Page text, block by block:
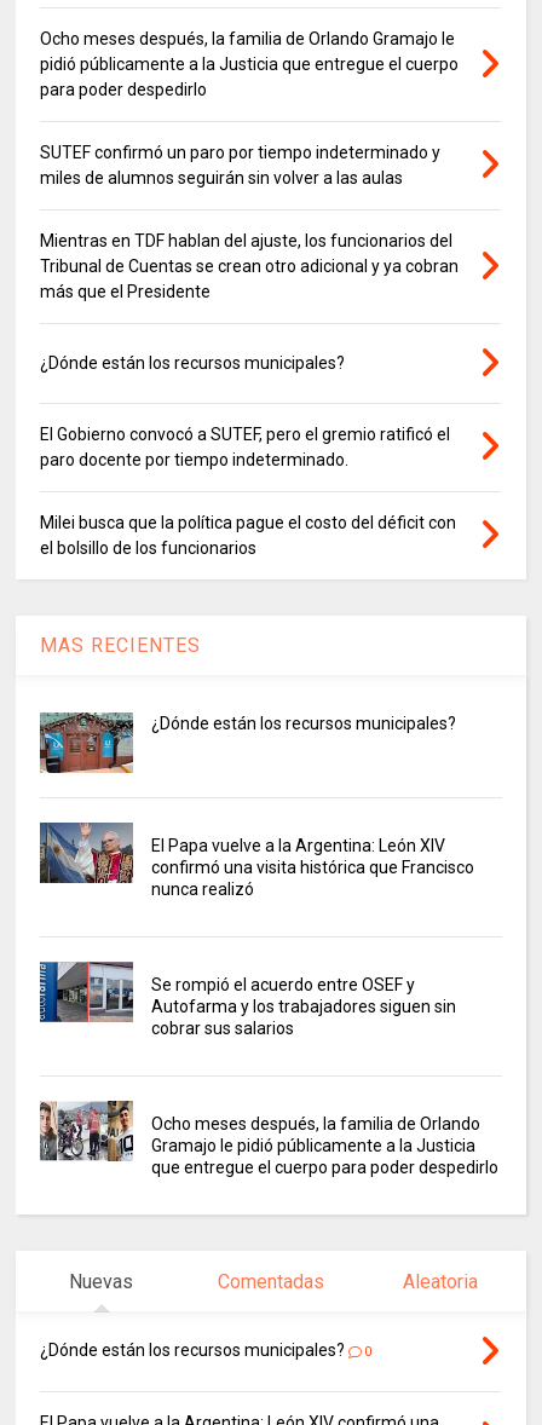
Ocho meses después, la familia de Orlando Gramajo le
pidió públicamente a la Justicia que entregue el cuerpo
para poder despedirlo
SUTEF confirmó un paro por tiempo indeterminado y
miles de alumnos seguirán sin volver a las aulas
Mientras en TDF hablan del ajuste, los funcionarios del
Tribunal de Cuentas se crean otro adicional y ya cobran
más que el Presidente
¿Dónde están los recursos municipales?
El Gobierno convocó a SUTEF, pero el gremio ratificó el
paro docente por tiempo indeterminado.
Milei busca que la política pague el costo del déficit con
el bolsillo de los funcionarios
MAS RECIENTES
¿Dónde están los recursos municipales?
El Papa vuelve a la Argentina: León XIV
confirmó una visita histórica que Francisco
nunca realizó
Se rompió el acuerdo entre OSEF y
Autofarma y los trabajadores siguen sin
cobrar sus salarios
Ocho meses después, la familia de Orlando
Gramajo le pidió públicamente a la Justicia
que entregue el cuerpo para poder despedirlo
Nuevas Comentadas Aleatoria
¿Dónde están los recursos municipales? 0